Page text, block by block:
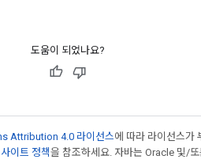
도움이 되었나요?
Attribution 4.0 라이선스에 따라 라이선스가
이트 정책을 참조하세요. 자바는 Oracle 및/